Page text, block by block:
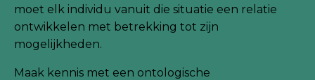
moet elk individu vanuit die situatie een relatie
ontwikkelen met betrekking tot zijn
mogelijkheden.
Maak kennis met een ontologische